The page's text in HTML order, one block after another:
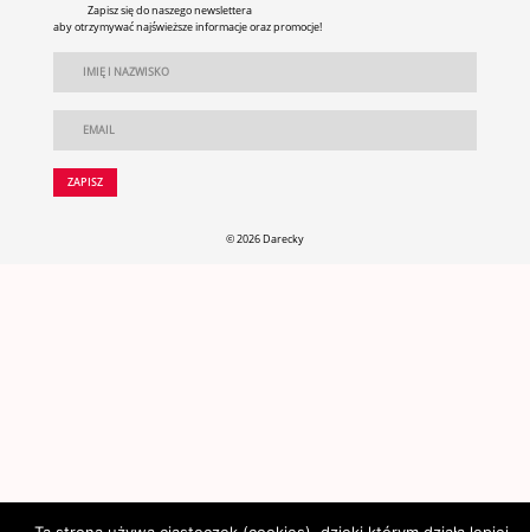
Zapisz się do naszego newslettera
aby otrzymywać najświeższe informacje oraz promocje!
© 2026 Darecky